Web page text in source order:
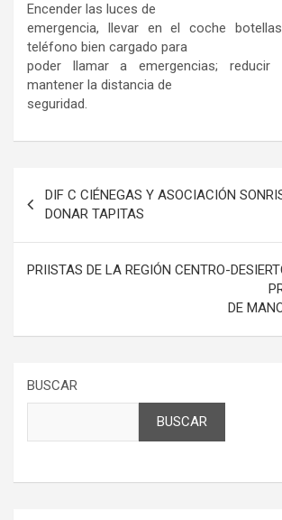
Encender las luces de
emergencia, llevar en el coche
teléfono bien cargado para
poder llamar a emergencias;
mantener la distancia de
seguridad.
Navegación
de
entradas
DIF C CIÉNEGAS Y ASOCIACIÓN
DONAR TAPITAS
PRIISTAS DE LA REGIÓN CENTRO-
DE
BUSCAR
BUSCAR